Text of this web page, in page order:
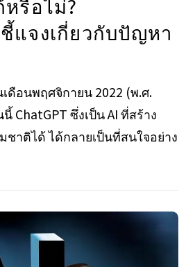
แจงเกี่ยวกับปัญหา
ดือนพฤศจิกายน 2022 (พ.ศ.
ChatGPT ซึ่งเป็น AI ที่สร้าง
าติได้ ได้กลายเป็นที่สนใจอย่าง